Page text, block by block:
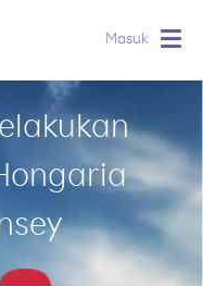
Masuk